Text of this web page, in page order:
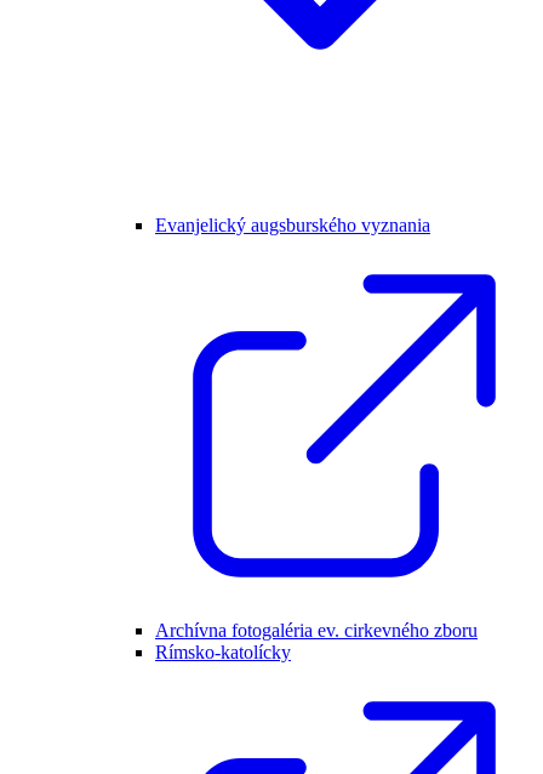
Evanjelický augsburského vyznania
Archívna fotogaléria ev. cirkevného zboru
Rímsko-katolícky